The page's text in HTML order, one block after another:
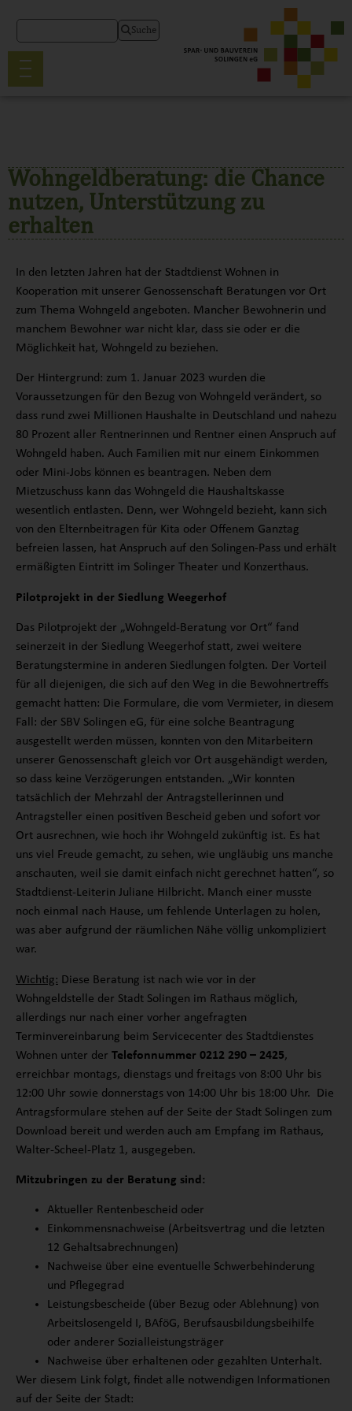
Suche
Wohngeldberatung: die Chance
nutzen, Unterstützung zu
erhalten
In den letzten Jahren hat der Stadtdienst Wohnen in
Kooperation mit unserer Genossenschaft Beratungen vor Ort
zum Thema Wohngeld angeboten. Mancher Bewohnerin und
manchem Bewohner war nicht klar, dass sie oder er die
Möglichkeit hat, Wohngeld zu beziehen.
Der Hintergrund: zum 1. Januar 2023 wurden die
Voraussetzungen für den Bezug von Wohngeld verändert, so
dass rund zwei Millionen Haushalte in Deutschland und nahezu
80 Prozent aller Rentnerinnen und Rentner einen Anspruch auf
Wohngeld haben. Auch Familien mit nur einem Einkommen
oder Mini-Jobs können es beantragen. Neben dem
Mietzuschuss kann das Wohngeld die Haushaltskasse
wesentlich entlasten. Denn, wer Wohngeld bezieht, kann sich
von den Elternbeitragen für Kita oder Offenem Ganztag
befreien lassen, hat Anspruch auf den Solingen-Pass und erhält
ermäßigten Eintritt im Solinger Theater und Konzerthaus.
Pilotprojekt in der Siedlung Weegerhof
Das Pilotprojekt der „Wohngeld-Beratung vor Ort“ fand
seinerzeit in der Siedlung Weegerhof statt, zwei weitere
Beratungstermine in anderen Siedlungen folgten. Der Vorteil
für all diejenigen, die sich auf den Weg in die Bewohnertreffs
gemacht hatten: Die Formulare, die vom Vermieter, in diesem
Fall: der SBV Solingen eG, für eine solche Beantragung
ausgestellt werden müssen, konnten von den Mitarbeitern
unserer Genossenschaft gleich vor Ort ausgehändigt werden,
so dass keine Verzögerungen entstanden. „Wir konnten
tatsächlich der Mehrzahl der Antragstellerinnen und
Antragsteller einen positiven Bescheid geben und sofort vor
Ort ausrechnen, wie hoch ihr Wohngeld zukünftig ist. Es hat
uns viel Freude gemacht, zu sehen, wie ungläubig uns manche
anschauten, weil sie damit einfach nicht gerechnet hatten“, so
Stadtdienst-Leiterin Juliane Hilbricht. Manch einer musste
noch einmal nach Hause, um fehlende Unterlagen zu holen,
was aber aufgrund der räumlichen Nähe völlig unkompliziert
war.
Wichtig: Diese Beratung ist nach wie vor in der
Wohngeldstelle der Stadt Solingen im Rathaus möglich,
allerdings nur nach einer vorher angefragten
Terminvereinbarung beim Servicecenter des Stadtdienstes
Wohnen unter der Telefonnummer 0212 290 – 2425,
erreichbar montags, dienstags und freitags von 8:00 Uhr bis
12:00 Uhr sowie donnerstags von 14:00 Uhr bis 18:00 Uhr. Die
Antragsformulare stehen auf der Seite der Stadt Solingen zum
Download bereit und werden auch am Empfang im Rathaus,
Walter-Scheel-Platz 1, ausgegeben.
Mitzubringen zu der Beratung sind:
Aktueller Rentenbescheid oder
Einkommensnachweise (Arbeitsvertrag und die letzten
12 Gehaltsabrechnungen)
Nachweise über eine eventuelle Schwerbehinderung
und Pflegegrad
Leistungsbescheide (über Bezug oder Ablehnung) von
Arbeitslosengeld I, BAföG, Berufsausbildungsbeihilfe
oder anderer Sozialleistungsträger
Nachweise über erhaltenen oder gezahlten Unterhalt.
Wer diesem Link folgt, findet alle notwendigen Informationen
auf der Seite der Stadt: